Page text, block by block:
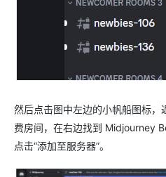
然后点击图中左边的小帆船图标，
费房间，在右边找到 Midjourney
点击“添加至服务器”。